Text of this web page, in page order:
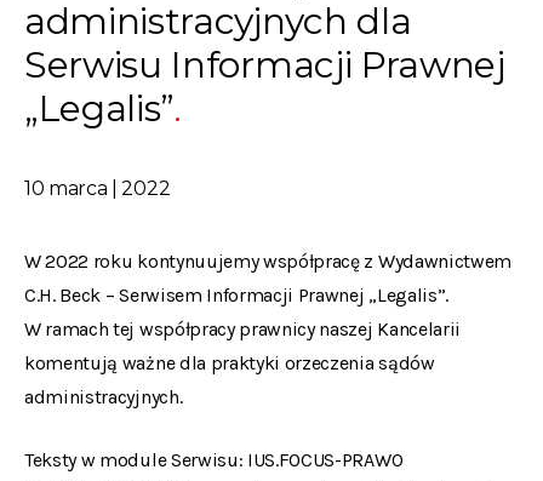
administracyjnych dla
Serwisu Informacji Prawnej
„Legalis”
10 marca | 2022
W 2022 roku kontynuujemy współpracę z Wydawnictwem
C.H. Beck – Serwisem Informacji Prawnej „Legalis”.
W ramach tej współpracy prawnicy naszej Kancelarii
komentują ważne dla praktyki orzeczenia sądów
administracyjnych.
Teksty w module Serwisu: IUS.FOCUS-PRAWO